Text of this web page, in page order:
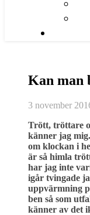
Kan man
3 november
Trött, tröttare
känner jag
om klockan i
är så himla
har jag inte
igår tvingade
uppvärmning
ben så som
känner av det